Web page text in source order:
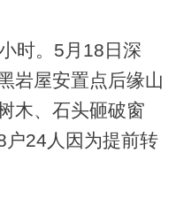
时。5月18日深
岩屋安置点后缘山
木、石头砸破窗
户24人因为提前转